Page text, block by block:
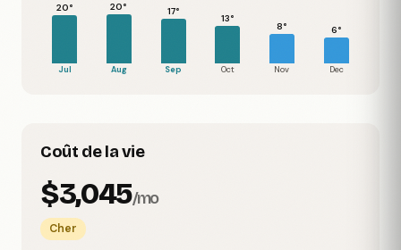
20°
Jul
20°
Aug
17°
Sep
13°
Oct
8°
Nov
6°
Dec
Coût de la vie
$3,045/mo
Cher